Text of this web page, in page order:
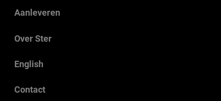
Aanleveren
Over Ster
English
Contact